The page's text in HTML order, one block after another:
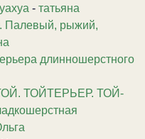
- татьяна
Палевый, рыжий,
длинношерстного
ТОЙТЕРЬЕР. ТОЙ-